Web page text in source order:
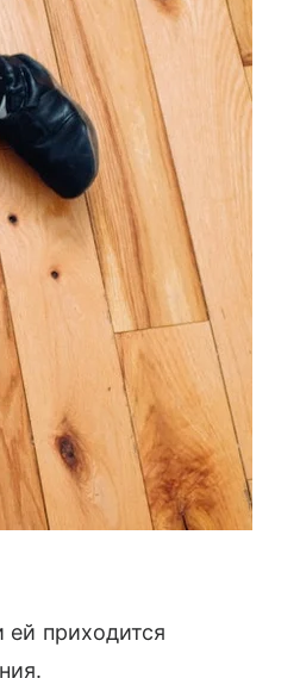
приходится